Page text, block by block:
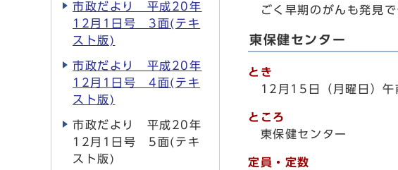
ごく早期のがんも発見で
東保健センター
とき
12月15日（月曜日）
ところ
東保健センター
定員・定数
市政だより 平成20年
12月1日号 3面(テキ
スト版)
市政だより 平成20年
12月1日号 4面(テキ
スト版)
市政だより 平成20年
12月1日号 5面(テキ
スト版)